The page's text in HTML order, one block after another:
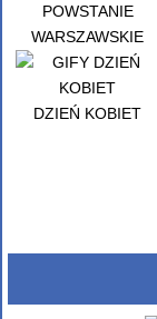
POWSTANIE
WARSZAWSKIE
DZIEŃ KOBIET